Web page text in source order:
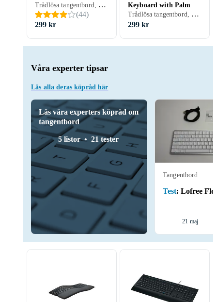
Våra experter tipsar
Läs alla deras köpråd här
Läs våra experters köpråd om
tangentbord
5 listor 21 tester
Tangentbord
Test: Lofree
21 maj
(Nordisk)
Trådlösa tangentbord, Ergonomiska tangentbord, Membran, Nordisk, PC, SmartTV, Surfplattor, Ergonomiskt
(44)
299 kr
Keyboard with Palm
Rest (Nordisk)
Trådlösa tangentbord, Ergonomiska tangentbord, Membran, Nordisk, PC, Mac, Ergonomiskt
299 kr